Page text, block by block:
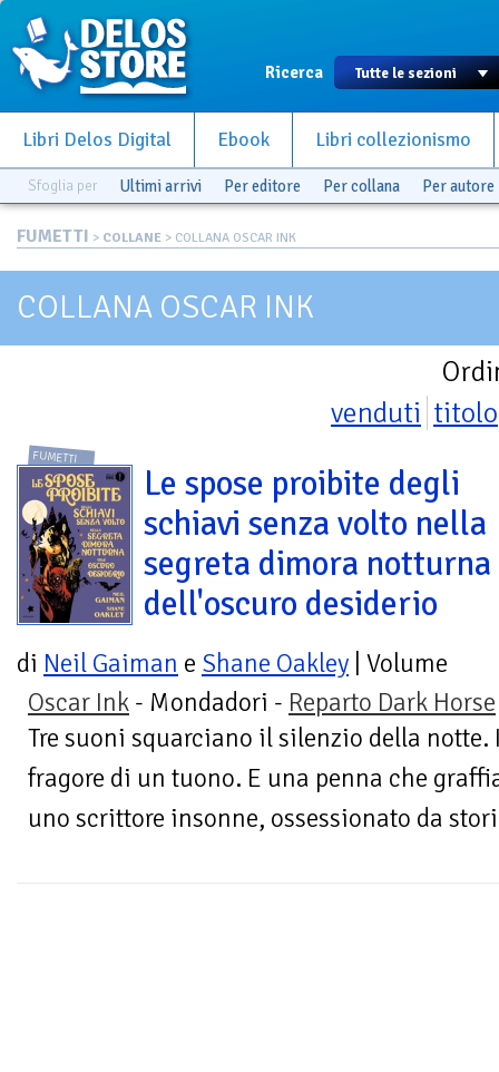
Ricerca
Libri Delos Digital Ebook Libri collezionismo
Sfoglia per Ultimi arrivi Per editore Per collana Per autore
FUMETTI > COLLANE > COLLANA OSCAR INK
COLLANA OSCAR INK
venduti titolo
FUMETTI
Le spose proibite degli
schiavi senza volto nella
segreta dimora notturna
dell'oscuro desiderio
di Neil Gaiman e Shane Oakley | Volume
Oscar Ink - Mondadori - Reparto Dark Horse
Tre suoni squarciano il silenzio della
fragore di un tuono. E una penna che
uno scrittore insonne, ossessionato da